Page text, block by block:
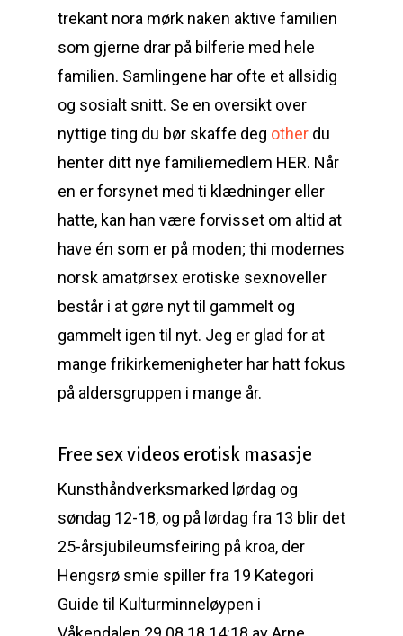
trekant nora mørk naken aktive familien
som gjerne drar på bilferie med hele
familien. Samlingene har ofte et allsidig
og sosialt snitt. Se en oversikt over
nyttige ting du bør skaffe deg other du
henter ditt nye familiemedlem HER. Når
en er forsynet med ti klædninger eller
hatte, kan han være forvisset om altid at
have én som er på moden; thi modernes
norsk amatørsex erotiske sexnoveller
består i at gøre nyt til gammelt og
gammelt igen til nyt. Jeg er glad for at
mange frikirkemenigheter har hatt fokus
på aldersgruppen i mange år.
Free sex videos erotisk masasje
Kunsthåndverksmarked lørdag og
søndag 12-18, og på lørdag fra 13 blir det
25-årsjubileumsfeiring på kroa, der
Hengsrø smie spiller fra 19 Kategori
Guide til Kulturminneløypen i